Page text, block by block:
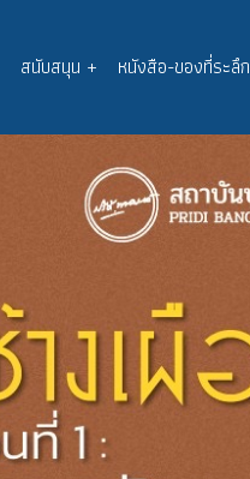
สนับสนุน + หนังสือ-ของที่ระลึก